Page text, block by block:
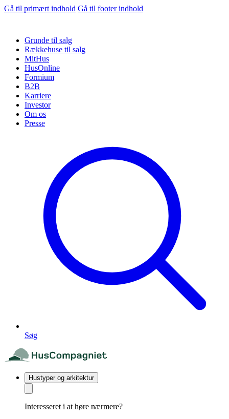
Gå til primært indhold Gå til footer indhold
Grunde til salg
Rækkehuse til salg
MitHus
HusOnline
Formium
B2B
Karriere
Investor
Om os
Presse
Søg
Hustyper og arkitektur
Interesseret i at høre nærmere?